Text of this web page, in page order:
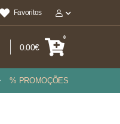
Favoritos
0.00€
0
% PROMOÇÕES